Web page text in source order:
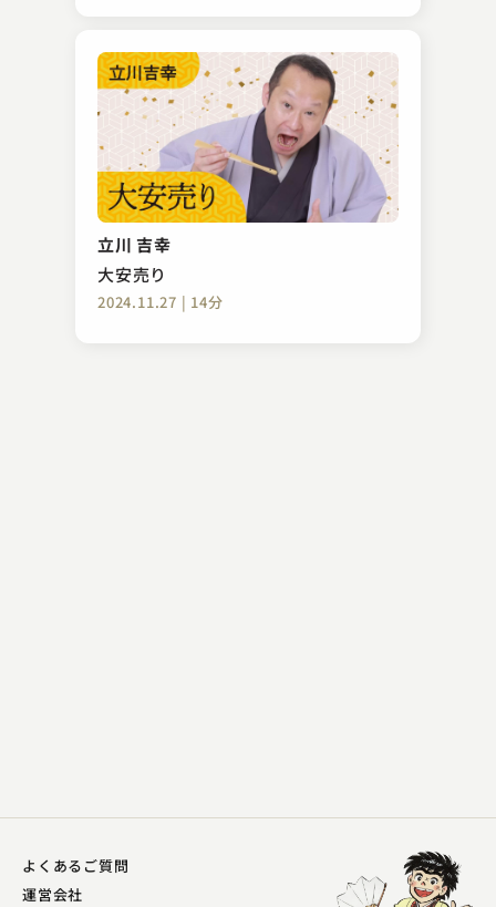
立川 吉幸
大安売り
2024.11.27 | 14分
林家 鉄平
権助魚
2023.04.02 | 13分
よくあるご質問
運営会社